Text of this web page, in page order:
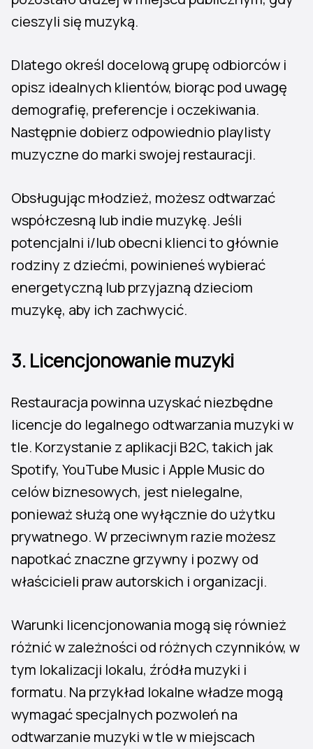
cieszyli się muzyką.
Dlatego określ docelową grupę odbiorców i
opisz idealnych klientów, biorąc pod uwagę
demografię, preferencje i oczekiwania.
Następnie dobierz odpowiednio playlisty
muzyczne do marki swojej restauracji.
Obsługując młodzież, możesz odtwarzać
współczesną lub indie muzykę. Jeśli
potencjalni i/lub obecni klienci to głównie
rodziny z dziećmi, powinieneś wybierać
energetyczną lub przyjazną dzieciom
muzykę, aby ich zachwycić.
3. Licencjonowanie muzyki
Restauracja powinna uzyskać niezbędne
licencje do legalnego odtwarzania muzyki w
tle. Korzystanie z aplikacji B2C, takich jak
Spotify, YouTube Music i Apple Music do
celów biznesowych, jest nielegalne,
ponieważ służą one wyłącznie do użytku
prywatnego. W przeciwnym razie możesz
napotkać znaczne grzywny i pozwy od
właścicieli praw autorskich i organizacji.
Warunki licencjonowania mogą się również
różnić w zależności od różnych czynników, w
tym lokalizacji lokalu, źródła muzyki i
formatu. Na przykład lokalne władze mogą
wymagać specjalnych pozwoleń na
odtwarzanie muzyki w tle w miejscach